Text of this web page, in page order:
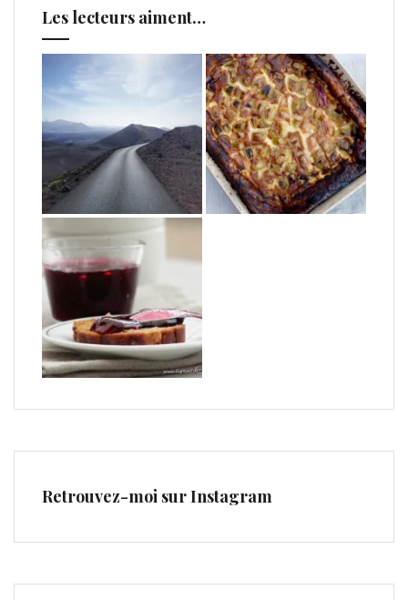
Les lecteurs aiment…
Retrouvez-moi sur Instagram